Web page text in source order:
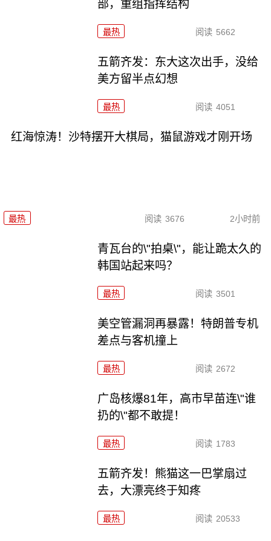
部，重组指挥结构
最热 阅读 5662
五箭齐发：东大这次出手，没给
美方留半点幻想
最热 阅读 4051
红海惊涛！沙特摆开大棋局，猫鼠游戏才刚开场
最热 阅读 3676 2小时前
青瓦台的\"拍桌\"，能让跪太久的
韩国站起来吗？
最热 阅读 3501
美空管漏洞再暴露！特朗普专机
差点与客机撞上
最热 阅读 2672
广岛核爆81年，高市早苗连\"谁
扔的\"都不敢提！
最热 阅读 1783
五箭齐发！熊猫这一巴掌扇过
去，大漂亮终于知疼
最热 阅读 20533